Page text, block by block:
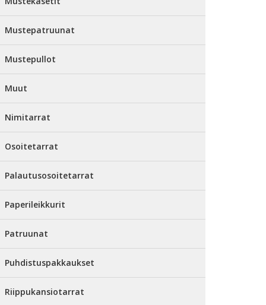
Mustepatruunat
Mustepullot
Muut
Nimitarrat
Osoitetarrat
Palautusosoitetarrat
Paperileikkurit
Patruunat
Puhdistuspakkaukset
Riippukansiotarrat